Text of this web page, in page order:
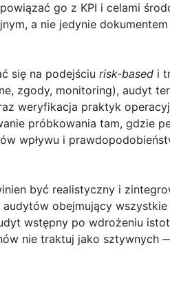
go z KPI i celami
a nie jedynie
się na podejściu risk-based i
zgody, monitoring), audyt
weryfikacja praktyk
próbkowania tam, gdzie
wpływu i
być realistyczny i
audytów obejmujący
wstępny po wdrożeniu
nie traktuj jako